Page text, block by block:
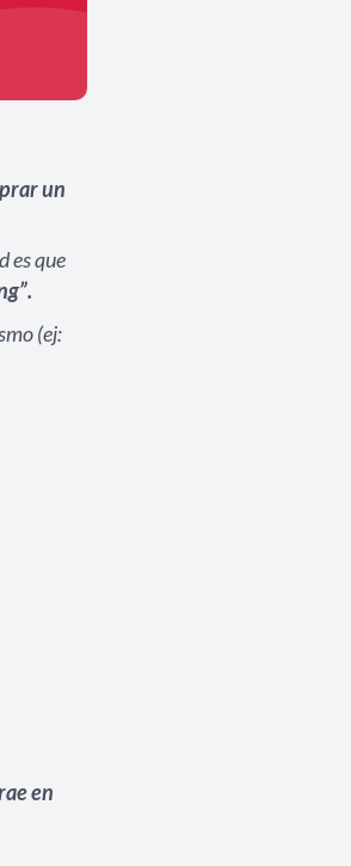
un
es que
(ej:
en